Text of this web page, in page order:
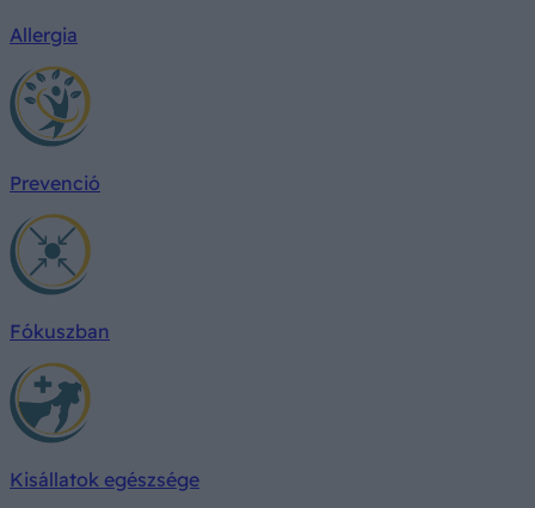
Allergia
Prevenció
Fókuszban
Kisállatok egészsége